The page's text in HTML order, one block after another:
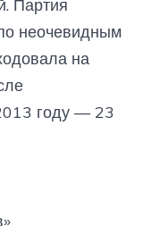
Партия
неочевидным
на
году — 23